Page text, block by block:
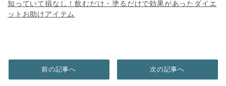
知っていて損なし！飲むだけ・塗るだけで効果があったダイエ
ットお助けアイテム
前の記事へ 次の記事へ